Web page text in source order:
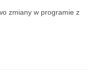
zmiany w programie z